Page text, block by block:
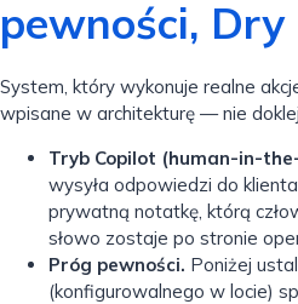
pewności, Dry
System, który wykonuje realne
wpisane w architekturę — nie
Tryb Copilot (human-in-
wysyła odpowiedzi do
prywatną notatkę, którą
słowo zostaje po stronie
Próg pewności. Poniżej
(konfigurowalnego w locie)